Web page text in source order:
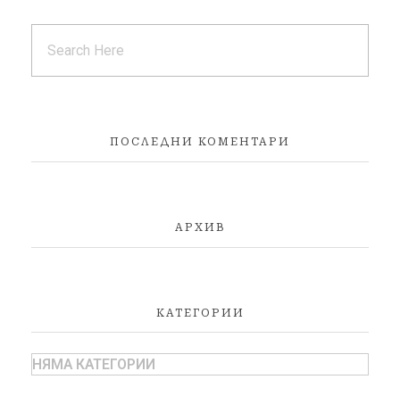
ПОСЛЕДНИ КОМЕНТАРИ
АРХИВ
КАТЕГОРИИ
НЯМА КАТЕГОРИИ